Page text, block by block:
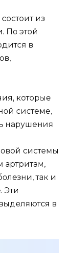
из
По этой
в
которые
системе,
нарушения
системы
артритам,
так и
Эти
в